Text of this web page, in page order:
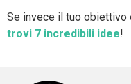
Se invece il tuo obiettivo
trovi 7 incredibili idee!